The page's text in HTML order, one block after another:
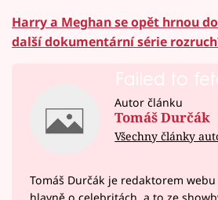
Harry a Meghan se opět hrnou
další dokumentární série
Failed to
Autor článku
Tomáš Durčák
Všechny články
Tomáš Durčák je redaktorem webu